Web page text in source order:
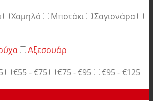
Χαμηλό Μποτάκι
Σαγιονάρα
Αξεσουάρ
€55 - €75 €75 - €95
€95 - €125